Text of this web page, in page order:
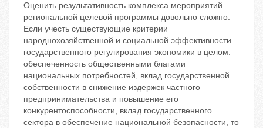
Оценить результативность комплекса мероприятий
региональной целевой программы довольно сложно.
Если учесть существующие критерии
народнохозяйственной и социальной эффективности
государственного регулирования экономики в целом:
обеспеченность общественными благами
национальных потребностей, вклад государственной
собственности в снижение издержек частного
предпринимательства и повышение его
конкурентоспособности, вклад государственного
сектора в обеспечение национальной безопасности, то